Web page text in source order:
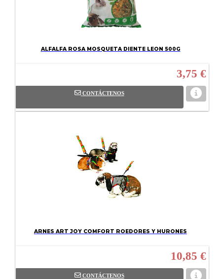
ALFALFA ROSA MOSQUETA DIENTE LEON 500G
3,75 €
CONTÁCTENOS
ARNES ART JOY COMFORT ROEDORES Y HURONES
10,85 €
CONTÁCTENOS